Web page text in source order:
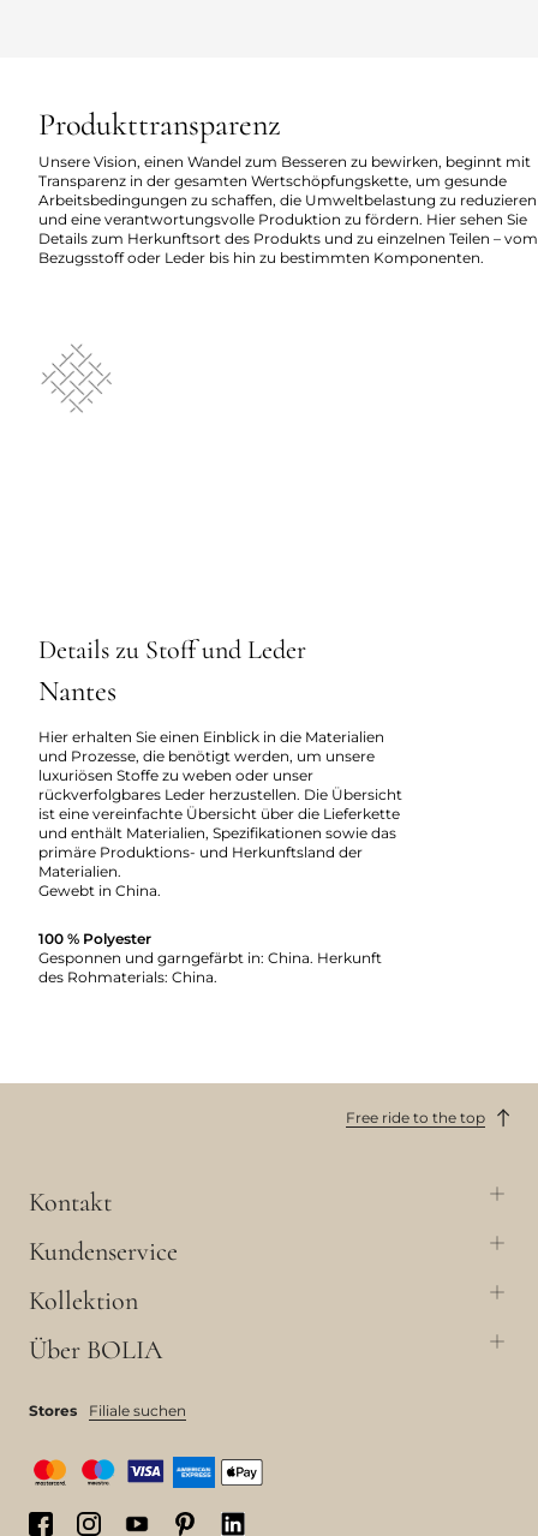
Produkttransparenz
Unsere Vision, einen Wandel zum Besseren zu bewirken, beginnt mit
Transparenz in der gesamten Wertschöpfungskette, um gesunde
Arbeitsbedingungen zu schaffen, die Umweltbelastung zu reduzieren
und eine verantwortungsvolle Produktion zu fördern. Hier sehen Sie
Details zum Herkunftsort des Produkts und zu einzelnen Teilen – vom
Bezugsstoff oder Leder bis hin zu bestimmten Komponenten.
Details zu Stoff und Leder
Nantes
Hier erhalten Sie einen Einblick in die Materialien
und Prozesse, die benötigt werden, um unsere
luxuriösen Stoffe zu weben oder unser
rückverfolgbares Leder herzustellen. Die Übersicht
ist eine vereinfachte Übersicht über die Lieferkette
und enthält Materialien, Spezifikationen sowie das
primäre Produktions- und Herkunftsland der
Materialien.
Gewebt in China.
100 % Polyester
Gesponnen und garngefärbt in: China. Herkunft
des Rohmaterials: China.
Free ride to the top
Kontakt
Kundenservice
Kollektion
Über BOLIA
Stores Filiale suchen